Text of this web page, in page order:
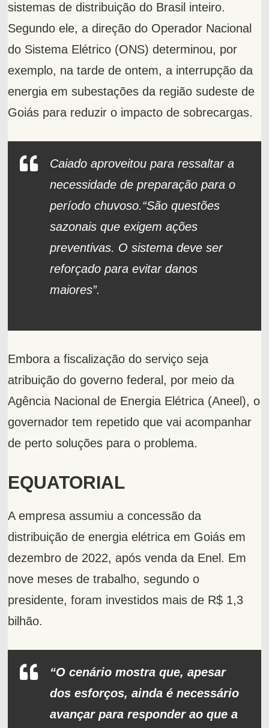
sistemas de distribuição do Brasil inteiro.
Segundo ele, a direção do Operador Nacional
do Sistema Elétrico (ONS) determinou, por
exemplo, na tarde de ontem, a interrupção da
energia em subestações da região sudeste de
Goiás para reduzir o impacto de sobrecargas.
Caiado aproveitou para ressaltar a
necessidade de preparação para o
período chuvoso.“São questões
sazonais que exigem ações
preventivas. O sistema deve ser
reforçado para evitar danos
maiores”.
Embora a fiscalização do serviço seja
atribuição do governo federal, por meio da
Agência Nacional de Energia Elétrica (Aneel), o
governador tem repetido que vai acompanhar
de perto soluções para o problema.
EQUATORIAL
A empresa assumiu a concessão da
distribuição de energia elétrica em Goiás em
dezembro de 2022, após venda da Enel. Em
nove meses de trabalho, segundo o
presidente, foram investidos mais de R$ 1,3
bilhão.
“O cenário mostra que, apesar
dos esforços, ainda é necessário
avançar para responder ao que a